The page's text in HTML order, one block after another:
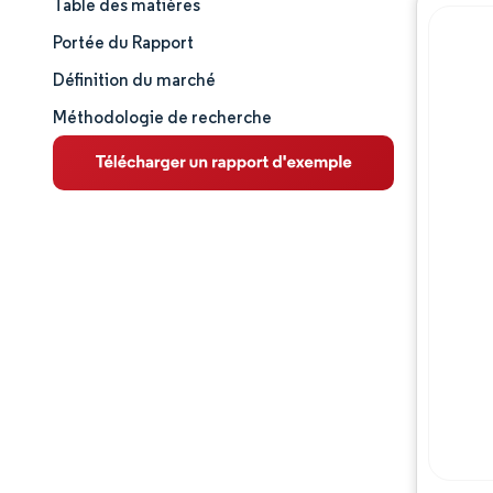
Taille et part de marché
Analyse du marché
Tendances et perspectives
Analyse des segments
Table des matières
Portée du Rapport
Définition du marché
Méthodologie de recherche